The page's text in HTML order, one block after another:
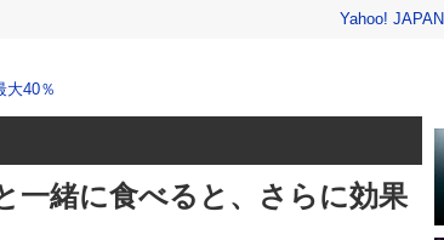
Yahoo! JAPAN
40％
一緒に食べると、さらに効果